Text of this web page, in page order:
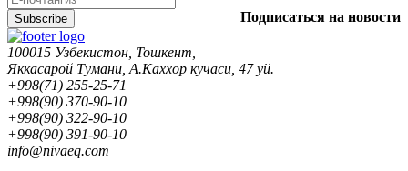
Подписаться на новости
Subscribe
100015 Узбекистон, Тошкент,
Яккасарой Тумани, А.Каххор кучаси, 47 уй.
+998(71) 255-25-71
+998(90) 370-90-10
+998(90) 322-90-10
+998(90) 391-90-10
info@nivaeq.com